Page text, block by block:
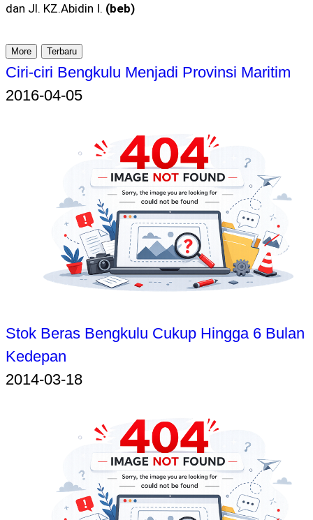
dan Jl. KZ.Abidin I. (beb)
More Terbaru
Ciri-ciri Bengkulu Menjadi Provinsi Maritim
2016-04-05
Stok Beras Bengkulu Cukup Hingga 6 Bulan
Kedepan
2014-03-18